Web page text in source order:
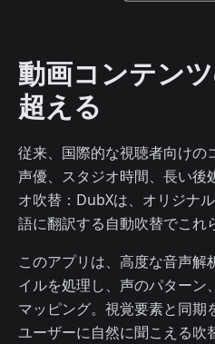
動画コンテン
超える
従来、国際的な視聴者向けの
声優、スタジオ時間、長い後
オ吹替：DubXは、オリジナ
語に翻訳する自動吹替でこれ
このアプリは、高度な音声解
イルを処理し、声のパターン
マッピング。視覚要素と同期
ユーザーに自然に聞こえる吹